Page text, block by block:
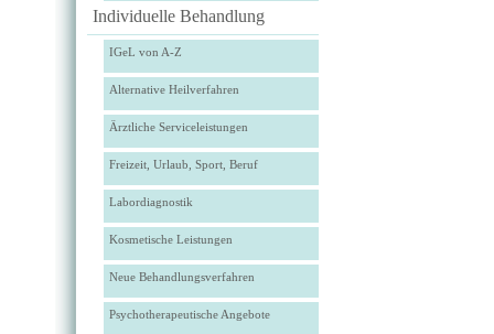
Individuelle Behandlung
IGeL von A-Z
Alternative Heilverfahren
Ärztliche Serviceleistungen
Freizeit, Urlaub, Sport, Beruf
Labordiagnostik
Kosmetische Leistungen
Neue Behandlungsverfahren
Psychotherapeutische Angebote